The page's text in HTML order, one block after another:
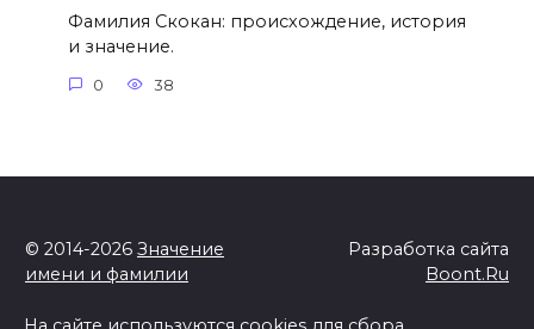
Фамилия Скокан: происхождение, история
и значение.
0 38
© 2014-2026 Значение
имени и фамилии
Разработка сайта
Boont.Ru